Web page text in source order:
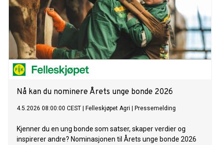
Nå kan du nominere Årets unge bonde 2026
4.5.2026 08:00:00 CEST Felleskjøpet Agri Pressemelding
Kjenner du en ung bonde som satser, skaper verdier og
inspirerer andre? Nominasjonen til Årets unge bonde 2026